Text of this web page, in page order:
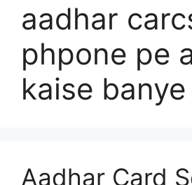
aadhar
phpone pe
kaise
Aadhar Card